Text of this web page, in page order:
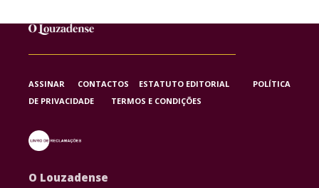
ASSINAR CONTACTOS ESTATUTO EDITORIAL POLÍTICA
DE PRIVACIDADE TERMOS E CONDIÇÕES
O Louzadense